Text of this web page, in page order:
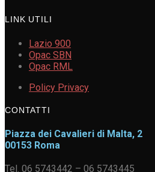
LINK UTILI
Lazio 900
Opac SBN
Opac RML
Policy Privacy
CONTATTI
Piazza dei Cavalieri di Malta, 2
00153 Roma
Tel. 06 5743442 – 06 5743445